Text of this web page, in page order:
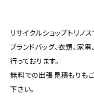
リサイクルショップトリノ
ブランドバッグ、衣類、家
行っております。
無料での出張見積もりも
下さい。